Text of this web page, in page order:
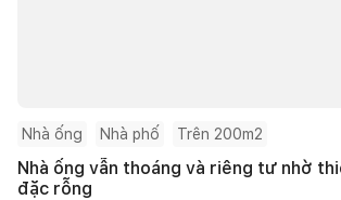
Nhà ống Nhà phố Trên 200m2
Nhà ống vẫn thoáng và riêng tư nhờ
đặc rỗng